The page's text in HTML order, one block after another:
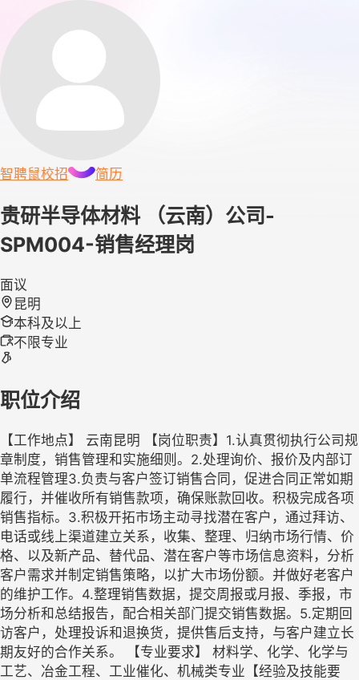
智聘鼠校招 简历
贵研半导体材料 （云南）公司-
SPM004-销售经理岗
面议
昆明
本科及以上
不限专业
职位介绍
【工作地点】 云南昆明 【岗位职责】1.认真贯彻执行公司规
章制度，销售管理和实施细则。2.处理询价、报价及内部订
单流程管理3.负责与客户签订销售合同，促进合同正常如期
履行，并催收所有销售款项，确保账款回收。积极完成各项
销售指标。3.积极开拓市场主动寻找潜在客户，通过拜访、
电话或线上渠道建立关系，收集、整理、归纳市场行情、价
格、以及新产品、替代品、潜在客户等市场信息资料，分析
客户需求并制定销售策略，以扩大市场份额。并做好老客户
的维护工作。4.整理销售数据，提交周报或月报、季报，市
场分析和总结报告，配合相关部门提交销售数据。5.定期回
访客户，处理投诉和退换货，提供售后支持，与客户建立长
期友好的合作关系。 【专业要求】 材料学、化学、化学与
工艺、冶金工程、工业催化、机械类专业【经验及技能要